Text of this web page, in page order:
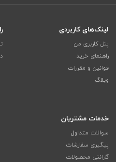
لینک‌های کاربردی
پنل کاربری من
راهنمای خرید
قوانین و مقررات
وبلاگ
خدمات مشتریان
سوالات متداول
پیگیری سفارشات
گارانتی محصولات